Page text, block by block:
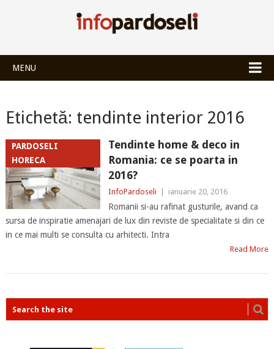
MENU
Etichetă: tendinte interior 2016
PARDOSELI
HORECA
Tendinte home & deco in
Romania: ce se poarta in
2016?
InfoPardoseli ianuarie 20, 2016
Romanii si-au rafinat gusturile, avand ca
sursa de inspiratie amenajari de lux din reviste de specialitate si din ce
in ce mai multi se consulta cu arhitecti. Intra
Read More
POSTS
NAVIGATION